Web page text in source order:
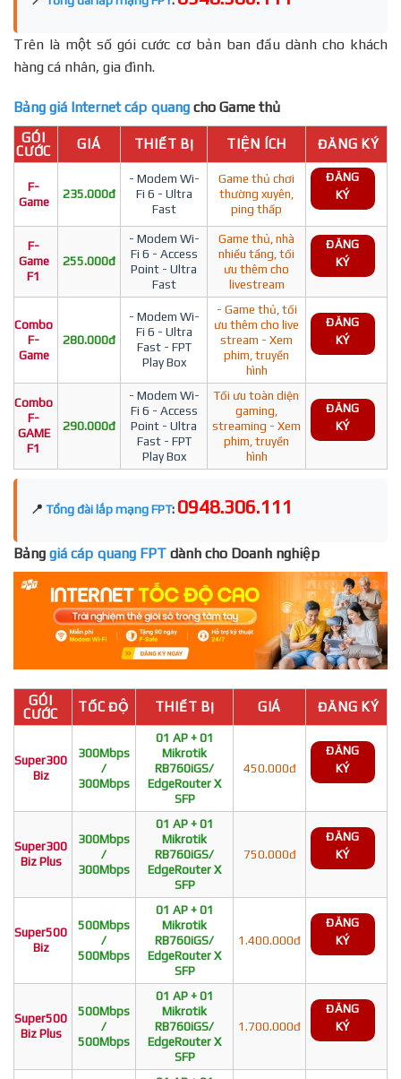
Trên là một số gói cước cơ bản ban đầu dành cho khách
hàng cá nhân, gia đình.
Bảng giá Internet cáp quang cho Game thủ
GÓI
CƯỚC
GIÁ THIẾT BỊ TIỆN ÍCH ĐĂNG KÝ
F-
Game
235.000đ
- Modem Wi-
Fi 6 - Ultra
Fast
Game thủ chơi
thường xuyên,
ping thấp
ĐĂNG
KÝ
F-
Game
F1
255.000đ
- Modem Wi-
Fi 6 - Access
Point - Ultra
Fast
Game thủ, nhà
nhiều tầng, tối
ưu thêm cho
livestream
ĐĂNG
KÝ
Combo
F-
Game
280.000đ
- Modem Wi-
Fi 6 - Ultra
Fast - FPT
Play Box
- Game thủ, tối
ưu thêm cho live
stream - Xem
phim, truyền
hình
ĐĂNG
KÝ
Combo
F-
GAME
F1
290.000đ
- Modem Wi-
Fi 6 - Access
Point - Ultra
Fast - FPT
Play Box
Tối ưu toàn diện
gaming,
streaming - Xem
phim, truyền
hình
ĐĂNG
KÝ
📍 Tổng đài lắp mạng FPT: 0948.306.111
Bảng giá cáp quang FPT dành cho Doanh nghiệp
GÓI
CƯỚC
TỐC ĐỘ THIẾT BỊ GIÁ ĐĂNG KÝ
Super300
Biz
300Mbps
/
300Mbps
01 AP + 01
Mikrotik
RB760iGS/
EdgeRouter X
SFP
450.000đ
ĐĂNG
KÝ
Super300
Biz Plus
300Mbps
/
300Mbps
01 AP + 01
Mikrotik
RB760iGS/
EdgeRouter X
SFP
750.000đ
ĐĂNG
KÝ
Super500
Biz
500Mbps
/
500Mbps
01 AP + 01
Mikrotik
RB760iGS/
EdgeRouter X
SFP
1.400.000đ
ĐĂNG
KÝ
Super500
Biz Plus
500Mbps
/
500Mbps
01 AP + 01
Mikrotik
RB760iGS/
EdgeRouter X
SFP
1.700.000đ
ĐĂNG
KÝ